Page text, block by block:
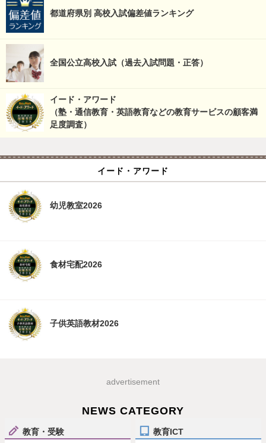
都道府県別 高校入試偏差値ランキング
全国公立高校入試（過去入試問題・正答）
イード・アワード
（塾・通信教育・英語教育などの教育サービスの顧客満
足度調査）
イード・アワード
幼児教室2026
食材宅配2026
子供英語教材2026
advertisement
NEWS CATEGORY
教育・受験 教育ICT